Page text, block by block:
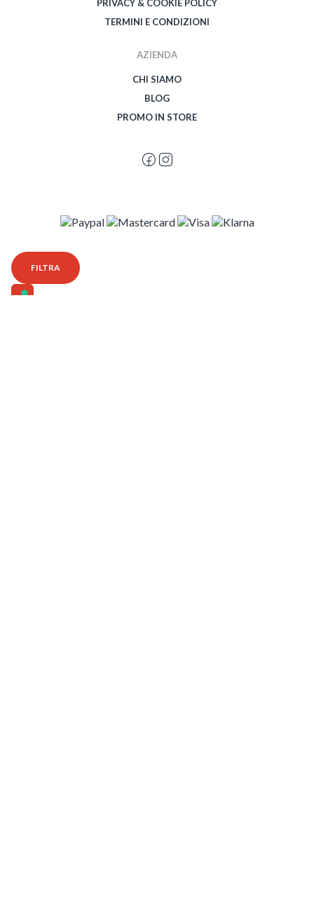
FILTRA
PRIVACY & COOKIE POLICY
TERMINI E CONDIZIONI
AZIENDA
CHI SIAMO
BLOG
PROMO IN STORE
© 2026 Spegetti Visione Superba - Frasimo SRL - P.Iva 02435950999 - Tutti i